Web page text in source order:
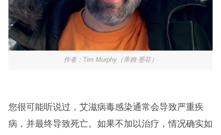
作者：Tim Murphy（蒂姆·墨菲）
您很可能听说过，艾滋病毒感染通常会导致严重疾
病，并最终导致死亡。如果不加以治疗，情况确实如